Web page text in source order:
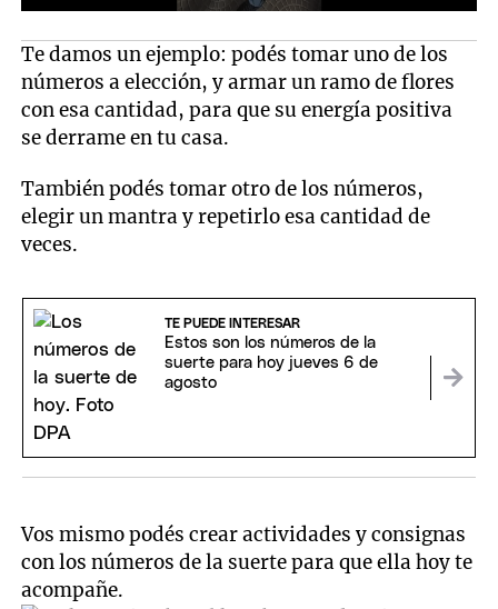
Te damos un ejemplo: podés tomar uno de los
números a elección, y armar un ramo de flores
con esa cantidad, para que su energía positiva
se derrame en tu casa.
También podés tomar otro de los números,
elegir un mantra y repetirlo esa cantidad de
veces.
TE PUEDE INTERESAR
Estos son los números de la
suerte para hoy jueves 6 de
agosto
Vos mismo podés crear actividades y consignas
con los números de la suerte para que ella hoy te
acompañe.